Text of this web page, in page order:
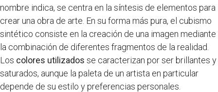
nombre indica, se centra en la síntesis de elementos para
crear una obra de arte. En su forma más pura, el cubismo
sintético consiste en la creación de una imagen mediante
la combinación de diferentes fragmentos de la realidad.
Los colores utilizados se caracterizan por ser brillantes y
saturados, aunque la paleta de un artista en particular
depende de su estilo y preferencias personales.